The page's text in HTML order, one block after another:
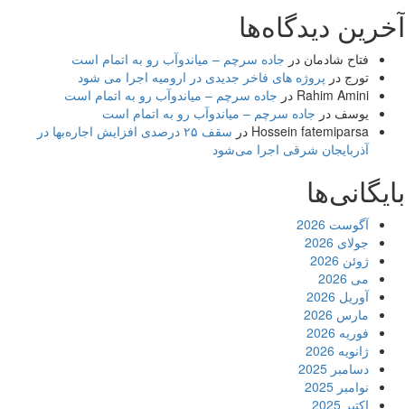
آخرین دیدگاه‌ها
فتاح شادمان در جاده سرچم – میاندوآب رو به اتمام است
تورج در پروژه های فاخر جدیدی در ارومیه اجرا می شود
Rahim Amini در جاده سرچم – میاندوآب رو به اتمام است
یوسف در جاده سرچم – میاندوآب رو به اتمام است
Hossein fatemiparsa در
سقف ۲۵ درصدی افزایش اجاره‌بها در
آذربایجان شرقی اجرا می‌شود
بایگانی‌ها
آگوست 2026
جولای 2026
ژوئن 2026
می 2026
آوریل 2026
مارس 2026
فوریه 2026
ژانویه 2026
دسامبر 2025
نوامبر 2025
اکتبر 2025